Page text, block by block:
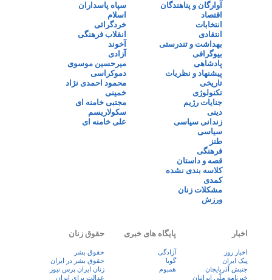
آوارگان و پناهندگان
اقتصاد
انتخابات
انتقادی
بهداشت و تندرستی
بیوگرافی
پادشاهی
پیشنهاد و نظریات
تاریخی
تکنولوژی
جنایات رژیم
دینی
زندانی سیاسی
سیاسی
طنز
فرهنگی
قصه و داستان
کلاسه بندی نشده
کمدی
مشکلات زنان
ورزش
سپاه پاسداران
اسلام
خردگرائی
انقلاب فرهنگی
آخوند
آزادی
میرحسین موسوی
دموکراسی
محمود احمدی نژاد
خمینی
مجتبی خامنه ای
سکولاریسم
علی خامنه ای
اخبار
اخبار روز
پيک ايران
جنبش آذربایجان
خبرنامه ملّی ایرانیان
پایگاه های خبری
آزادگی
گویا
همبوم
حقوق زنان
حقوق بشر
حقوق بشر در ایران
زنان ايران پرس نيوز
عدالت برای ایران